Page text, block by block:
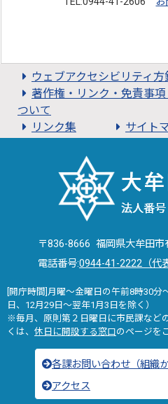
ウェブアクセシビリティ方
著作権・リンク・免責事
ついて
リンク集
サイト
〒836-8666 福岡県大牟田市
電話番号:0944-41-2222（代表
[開庁時間]月曜～金曜日の午前8時30
日、12月29日～翌年1月3日を除く）
※毎月、原則第２日曜日に市民課など
くは、 休日に開設する窓口のページを
各課お問い合わせ（組織か
アクセス